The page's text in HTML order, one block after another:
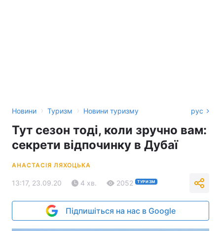
Новини › Туризм › Новини туризму рус
Тут сезон тоді, коли зручно вам:
секрети відпочинку в Дубаї
АНАСТАСІЯ ЛЯХОЦЬКА
13:17, 23.09.20 4 хв. 2052 ТУРИЗМ
Підпишіться на нас в Google